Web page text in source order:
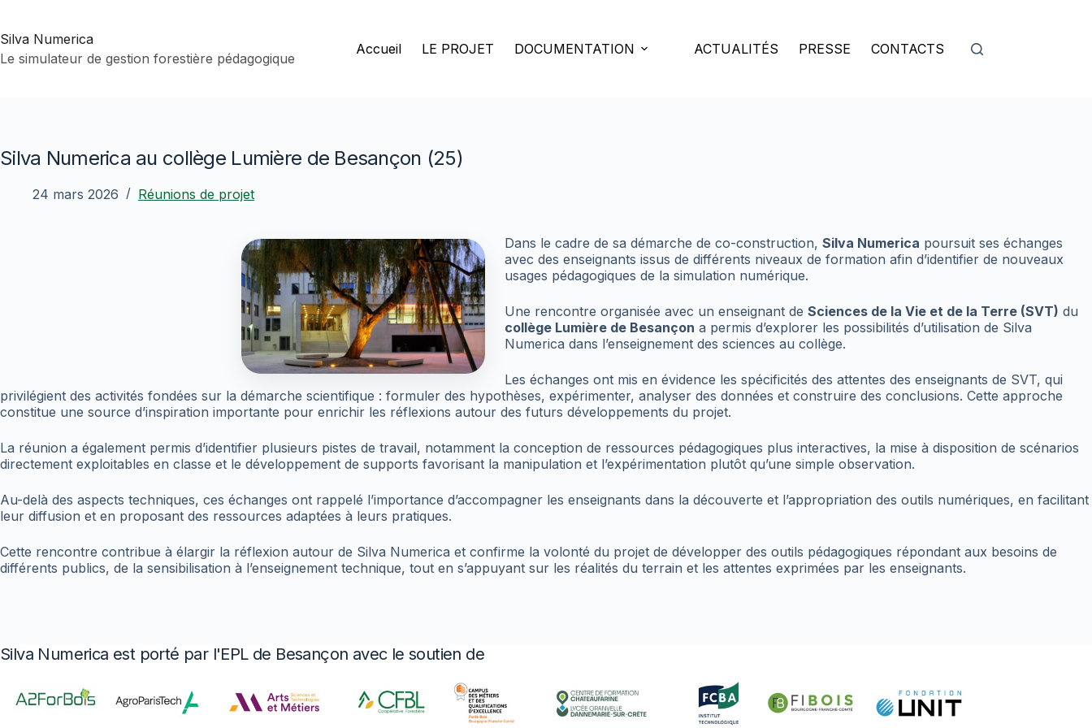
contenu
Silva Numerica
Le simulateur de gestion forestière pédagogique
Accueil LE PROJET DOCUMENTATION ACTUALITÉS PRESSE CONTACTS
Silva Numerica au collège Lumière de Besançon (25)
24 mars 2026 Réunions de projet
Dans le cadre de sa démarche de co-construction, Silva Numerica poursuit ses échanges
avec des enseignants issus de différents niveaux de formation afin d’identifier de nouveaux
usages pédagogiques de la simulation numérique.
Une rencontre organisée avec un enseignant de Sciences de la Vie et de la Terre (SVT) du
collège Lumière de Besançon a permis d’explorer les possibilités d’utilisation de Silva
Numerica dans l’enseignement des sciences au collège.
Les échanges ont mis en évidence les spécificités des attentes des enseignants de SVT, qui
privilégient des activités fondées sur la démarche scientifique : formuler des hypothèses, expérimenter, analyser des données et construire des conclusions. Cette approche
constitue une source d’inspiration importante pour enrichir les réflexions autour des futurs développements du projet.
La réunion a également permis d’identifier plusieurs pistes de travail, notamment la conception de ressources pédagogiques plus interactives, la mise à disposition de scénarios
directement exploitables en classe et le développement de supports favorisant la manipulation et l’expérimentation plutôt qu’une simple observation.
Au-delà des aspects techniques, ces échanges ont rappelé l’importance d’accompagner les enseignants dans la découverte et l’appropriation des outils numériques, en facilitant
leur diffusion et en proposant des ressources adaptées à leurs pratiques.
Cette rencontre contribue à élargir la réflexion autour de Silva Numerica et confirme la volonté du projet de développer des outils pédagogiques répondant aux besoins de
différents publics, de la sensibilisation à l’enseignement technique, tout en s’appuyant sur les réalités du terrain et les attentes exprimées par les enseignants.
Silva Numerica est porté par l'EPL de Besançon avec le soutien de